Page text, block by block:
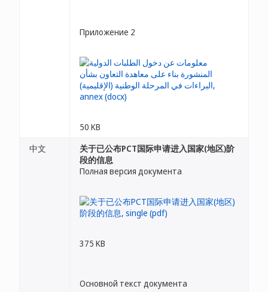
Приложение 2
50 KB
中文
关于已公布PCT国际申请进入国家(地区)阶
段的信息
Полная версия документа
375 KB
Основной текст документа